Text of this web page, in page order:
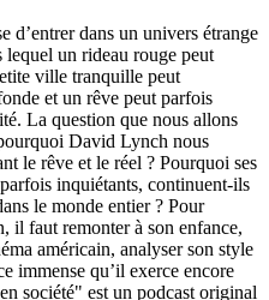
d’entrer dans un univers étrange
lequel un rideau rouge peut
ville tranquille peut
et un rêve peut parfois
La question que nous allons
David Lynch nous
le rêve et le réel ? Pourquoi ses
inquiétants, continuent-ils
le monde entier ? Pour
il faut remonter à son enfance,
américain, analyser son style
immense qu’il exerce encore
société" est un podcast original